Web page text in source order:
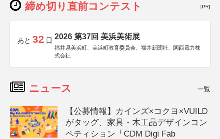
締め切り直前コンテスト [PR]
あと 32 日 2026 第37回 美浜美術展
福井県美浜町、美浜町教育委員会、福井新聞社、関西電力株
式会社
ニュース 一覧
【公募情報】カインズ×コクヨ×VUILD
がタッグ、家具・木工品デザインコン
ペティション「CDM Digi Fab